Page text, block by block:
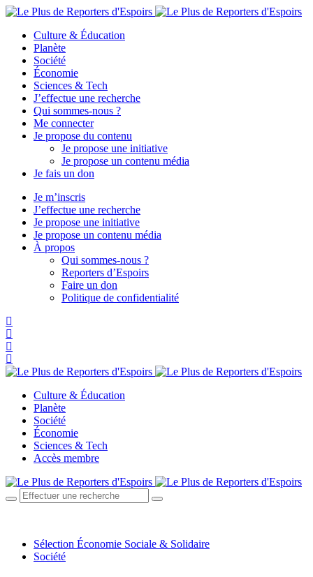
Culture & Éducation
Planète
Société
Économie
Sciences & Tech
J’effectue une recherche
Qui sommes-nous ?
Me connecter
Je propose du contenu
Je propose une initiative
Je propose un contenu média
Je fais un don
Je m’inscris
J’effectue une recherche
Je propose une initiative
Je propose un contenu média
À propos
Qui sommes-nous ?
Reporters d’Espoirs
Faire un don
Politique de confidentialité
Culture & Éducation
Planète
Société
Économie
Sciences & Tech
Accès membre
Sélection Économie Sociale & Solidaire
Société